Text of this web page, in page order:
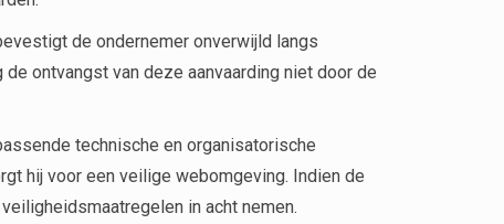
de ondernemer onverwijld langs
ontvangst van deze aanvaarding niet door de
technische en organisatorische
hij voor een veilige webomgeving. Indien de
in acht nemen.